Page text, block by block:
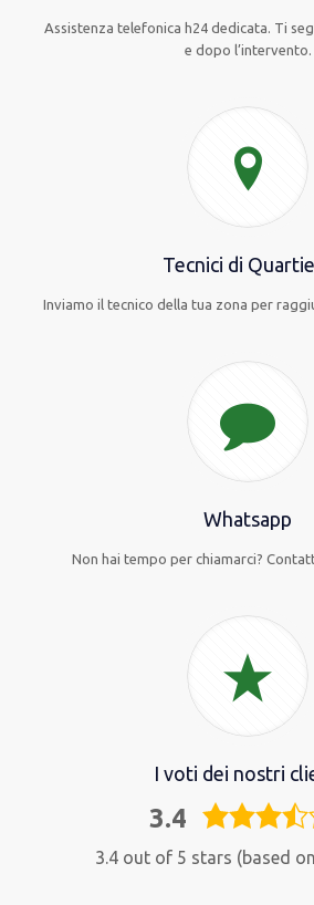
Assistenza telefonica h24 dedicata. Ti
e dopo l’intervento.
Tecnici di
Inviamo il tecnico della tua zona per
Whatsapp
Non hai tempo per chiamarci?
I voti dei nostri
3.4
3,4
3.4 out of 5 stars (based